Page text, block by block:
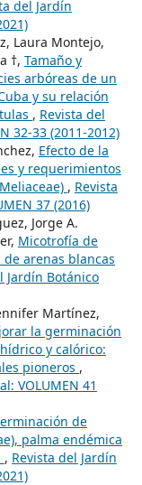
del Jardín
Laura Montejo,
†, Tamaño y
arbóreas de un
y su relación
, Revista del
32-33 (2011-2012)
Efecto de la
y requerimientos
, Revista
37 (2016)
Jorge A.
Micotrofía de
arenas blancas
Jardín Botánico
Martínez,
la germinación
y calórico:
pioneros ,
VOLUMEN 41
de
palma endémica
, Revista del Jardín